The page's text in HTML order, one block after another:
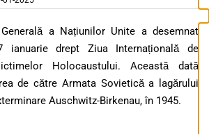
a Națiunilor Unite a desemnat
drept Ziua Internațională de
Holocaustului. Această dată
de către Armata Sovietică a lagărului
Auschwitz-Birkenau, în 1945.